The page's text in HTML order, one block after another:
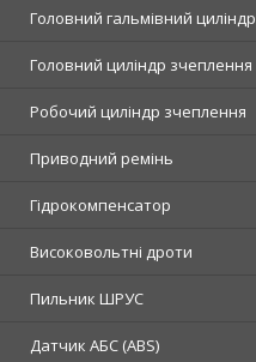
Головний гальмівний циліндр
Головний циліндр зчеплення
Робочий циліндр зчеплення
Приводний ремінь
Гідрокомпенсатор
Високовольтні дроти
Пильник ШРУС
Датчик АБС (ABS)